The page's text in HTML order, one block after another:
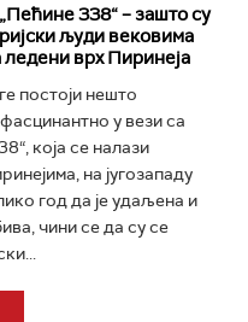
338“ – зашто су
људи вековима
ледени врх Пиринеја
постоји нешто
у вези са
која се налази
на југозападу
год да је удаљена и
чини се да су се